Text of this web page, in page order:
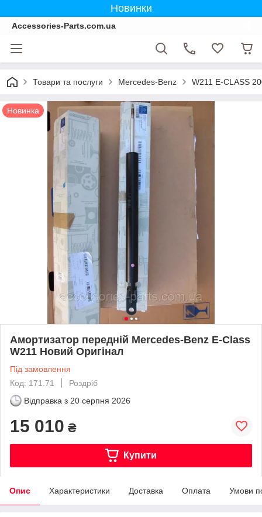
Новинки
Accessories-Parts.com.ua
Товари та послуги Mercedes-Benz W211 E-CLASS
Новинка
Амортизатор передній Mercedes-Benz E-Class
W211 Новий Оригінал
Під замовлення
Код: 171.71
Роздріб
Відправка з 20 серпня 2026
15 010 ₴
Купити
Опис Характеристики Доставка Оплата Умови